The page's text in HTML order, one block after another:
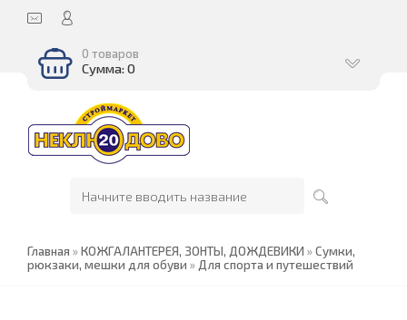
0 товаров
Сумма: 0
Главная »КОЖГАЛАНТЕРЕЯ, ЗОНТЫ, ДОЖДЕВИКИ »Сумки,
рюкзаки, мешки для обуви » Для спорта и путешествий